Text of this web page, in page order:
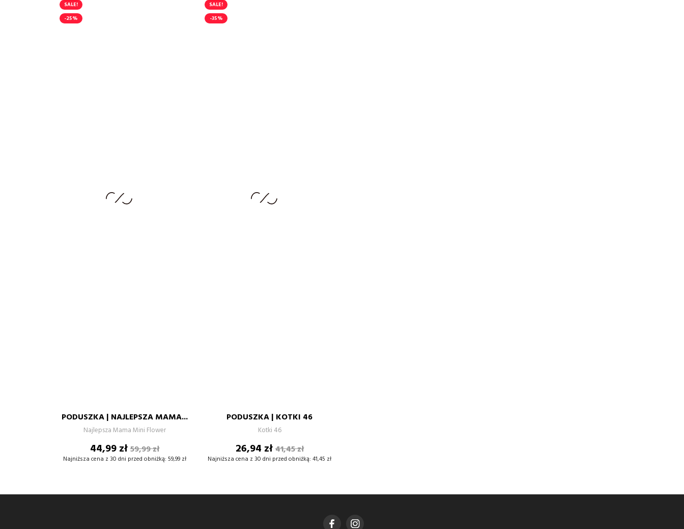
SALE!
-25%
PODUSZKA | NAJLEPSZA MAMA...
Najlepsza Mama Mini Flower
Cena
44,99 złCena
podstawowa
59,99 zł
Najniższa cena z 30 dni przed obniżką: 59,99 zł
– +
DODAJ DO KOSZYKA
SALE!
-35%
PODUSZKA | KOTKI 46
Kotki 46
Cena
26,94 złCena
podstawowa
41,45 zł
Najniższa cena z 30 dni przed obniżką: 41,45 zł
– +
DODAJ DO KOSZYKA